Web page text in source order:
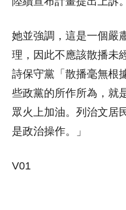
她並強調，這是一個嚴
理，因此不應該散播未
詩保守黨「散播毫無根
些政黨的所作所為，就
眾火上加油。列治文居
是政治操作。」
V01